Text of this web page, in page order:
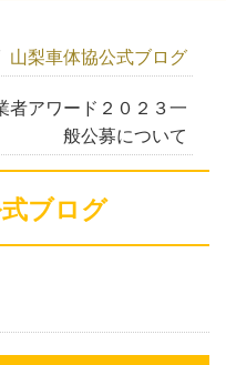
山梨車体協公式ブログ
者アワード２０２３一
般公募について
ブログ